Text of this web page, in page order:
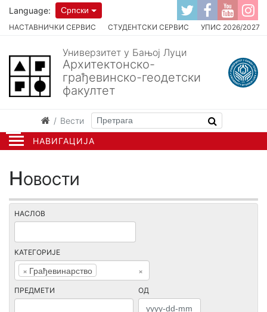
НАВИГАЦИЈА
НАСТАВНИЧКИ СЕРВИС СТУДЕНТСКИ СЕРВИС УПИС 2026/2027
Language: Српски
Универзитет у Бањој Луци
Архитектонско-
грађевинско-геодетски
факултет
Вести
Новости
НАСЛОВ
КАТЕГОРИЈЕ
×
× Грађевинарство
ПРЕДМЕТИ ОД